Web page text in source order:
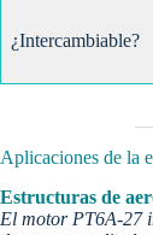
¿Intercambiable?
Aplicaciones de la
Estructuras de
El motor PT6A-27